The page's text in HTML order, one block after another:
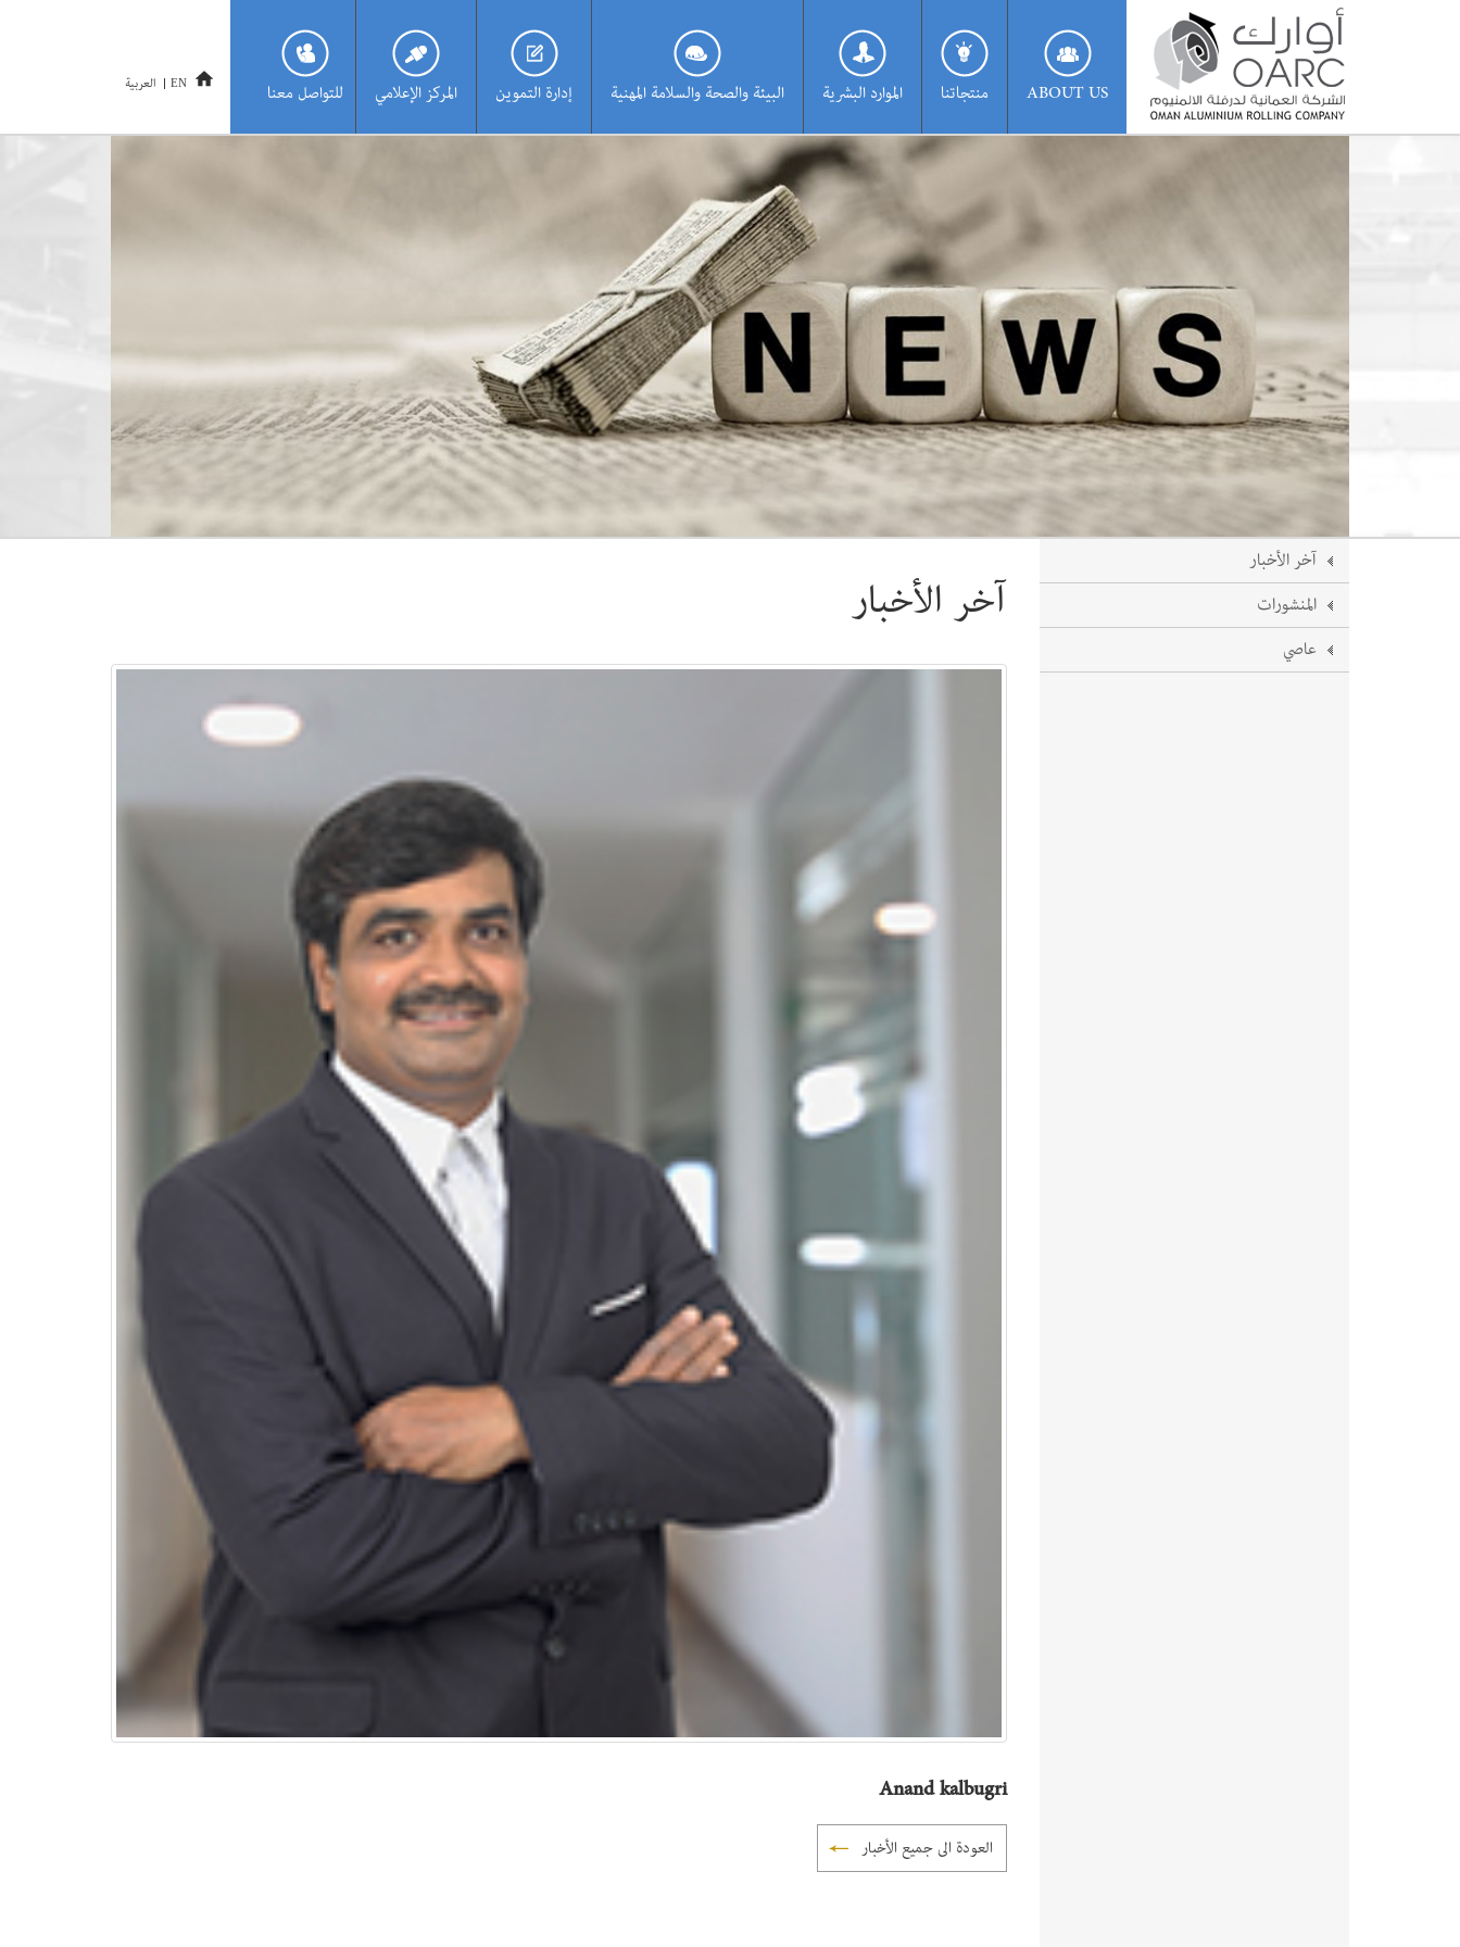
ABOUT US منتجاتنا الموارد البشرية البيئة والصحة والسلامة المهنية إدارة التموين المركز الإعلامي للتواصل معنا EN العربية
آخر الأخبار
المنشورات
عاصي
آخر الأخبار
Anand kalbugri
العودة الى جميع الأخبار